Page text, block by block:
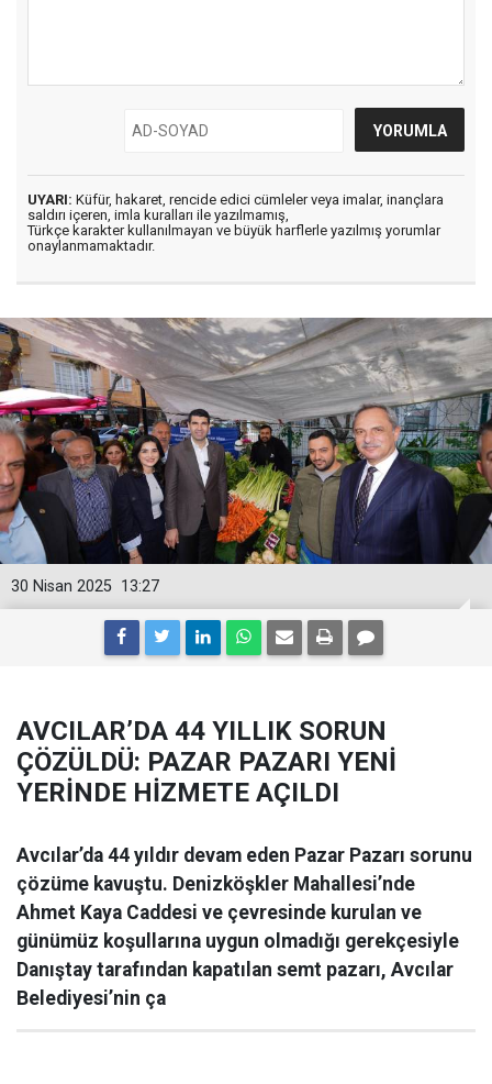
UYARI: Küfür, hakaret, rencide edici cümleler veya imalar, inançlara
saldırı içeren, imla kuralları ile yazılmamış,
Türkçe karakter kullanılmayan ve büyük harflerle yazılmış yorumlar
onaylanmamaktadır.
13:27
30 Nisan 2025
AVCILAR’DA 44 YILLIK SORUN
ÇÖZÜLDÜ: PAZAR PAZARI YENİ
YERİNDE HİZMETE AÇILDI
Avcılar’da 44 yıldır devam eden Pazar Pazarı sorunu
çözüme kavuştu. Denizköşkler Mahallesi’nde
Ahmet Kaya Caddesi ve çevresinde kurulan ve
günümüz koşullarına uygun olmadığı gerekçesiyle
Danıştay tarafından kapatılan semt pazarı, Avcılar
Belediyesi’nin ça